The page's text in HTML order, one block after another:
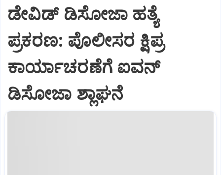
ಡೇವಿಡ್ ಡಿಸೋಜಾ ಹತ್ಯೆ
ಪ್ರಕರಣ: ಪೊಲೀಸರ ಕ್ಷಿಪ್ರ
ಕಾರ್ಯಾಚರಣೆಗೆ ಐವನ್
ಡಿಸೋಜಾ ಶ್ಲಾಘನೆ